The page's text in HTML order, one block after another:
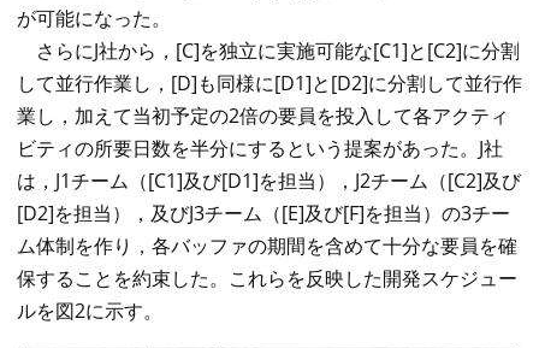
が可能になった。
さらにJ社から，[C]を独立に実施可能な[C1]と[C2]に分割
して並行作業し，[D]も同様に[D1]と[D2]に分割して並行作
業し，加えて当初予定の2倍の要員を投入して各アクティ
ビティの所要日数を半分にするという提案があった。J社
は，J1チーム（[C1]及び[D1]を担当），J2チーム（[C2]及び
[D2]を担当），及びJ3チーム（[E]及び[F]を担当）の3チー
ム体制を作り，各バッファの期間を含めて十分な要員を確
保することを約束した。これらを反映した開発スケジュー
ルを図2に示す。